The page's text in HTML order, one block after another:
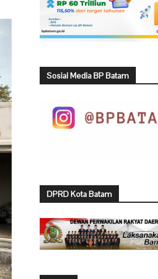
Sosial Media BP Batam
DPRD Kota Batam